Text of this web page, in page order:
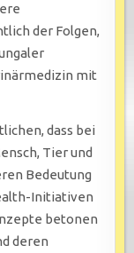
der Folgen,
mit
dass bei
Tier und
Bedeutung
Initiativen
betonen
deren